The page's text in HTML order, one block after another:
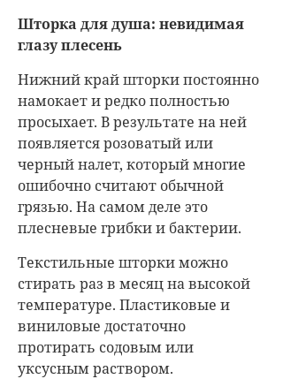
Шторка для душа: невидимая
глазу плесень
Нижний край шторки постоянно
намокает и редко полностью
просыхает. В результате на ней
появляется розоватый или
черный налет, который многие
ошибочно считают обычной
грязью. На самом деле это
плесневые грибки и бактерии.
Текстильные шторки можно
стирать раз в месяц на высокой
температуре. Пластиковые и
виниловые достаточно
протирать содовым или
уксусным раствором.